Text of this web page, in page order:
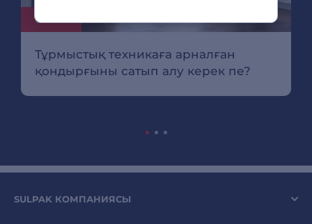
09.11.22
Тұрмыстық техникаға арналған
қондырғыны сатып алу керек пе?
SULPAK КОМПАНИЯСЫ